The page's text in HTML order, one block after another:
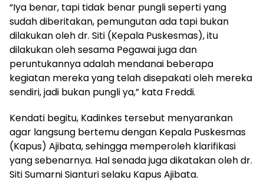
“Iya benar, tapi tidak benar pungli seperti yang
sudah diberitakan, pemungutan ada tapi bukan
dilakukan oleh dr. Siti (Kepala Puskesmas), itu
dilakukan oleh sesama Pegawai juga dan
peruntukannya adalah mendanai beberapa
kegiatan mereka yang telah disepakati oleh mereka
sendiri, jadi bukan pungli ya,” kata Freddi.
Kendati begitu, Kadinkes tersebut menyarankan
agar langsung bertemu dengan Kepala Puskesmas
(Kapus) Ajibata, sehingga memperoleh klarifikasi
yang sebenarnya. Hal senada juga dikatakan oleh dr.
Siti Sumarni Sianturi selaku Kapus Ajibata.